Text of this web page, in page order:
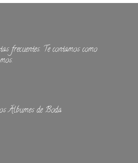
frecuentes. Te contamos como
Álbumes de Boda